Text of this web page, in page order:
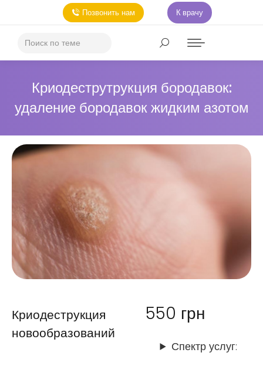
Позвонить нам К врачу
Криодеструтрукция бородавок:
удаление бородавок жидким азотом
Криодеструкция
новообразований
550 грн
Спектр услуг: